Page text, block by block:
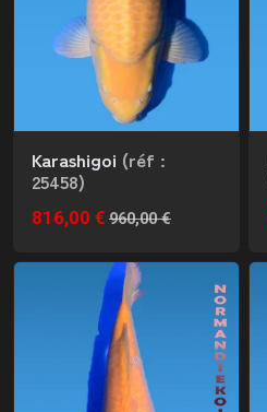
Karashigoi (réf :
25458)
816,00 € 960,00 €